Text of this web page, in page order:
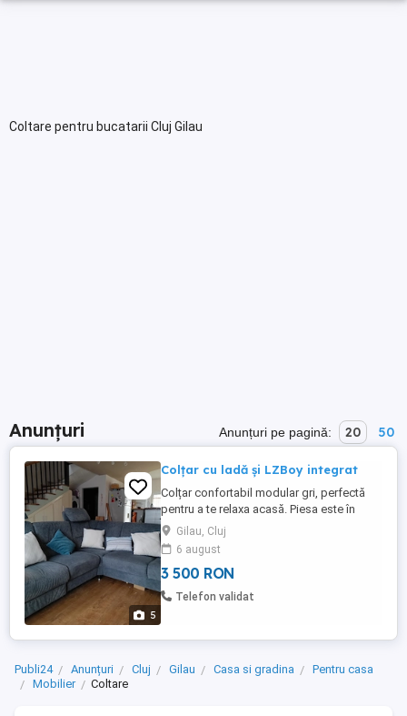
Coltare pentru bucatarii Cluj Gilau
Anunțuri Anunțuri pe pagină: 20 50
5
Colțar cu ladă și LZBoy integrat
Colțar confortabil modular gri, perfectă
pentru a te relaxa acasă. Piesa este în
stare bună de utilizare și poate fi un punct
central amenajarea livingului tău. Este un
colțar care poate fi amplasat atât la perete
cât și în mijlocul camerei. Are sistem
LZBOY electric. L-am cumpărat în 2023.
Gilau, Cluj
6 august
3 500 RON
Telefon validat
Publi24 Anunțuri Cluj Gilau Casa si gradina
Pentru casa
Mobilier
Coltare